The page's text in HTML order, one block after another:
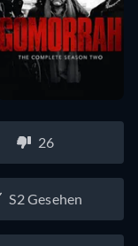
26
S2 Gesehen